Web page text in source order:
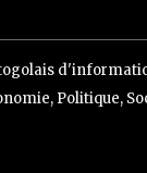
Politique,